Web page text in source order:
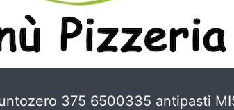
375 6500335 antipasti